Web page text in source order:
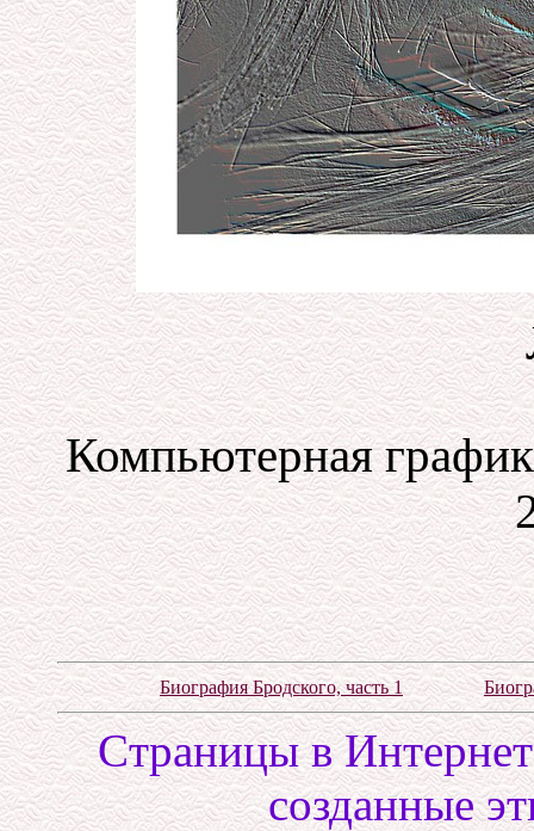
Компьютерная
Биография Бродского, часть 1
Cтраницы в
созданные